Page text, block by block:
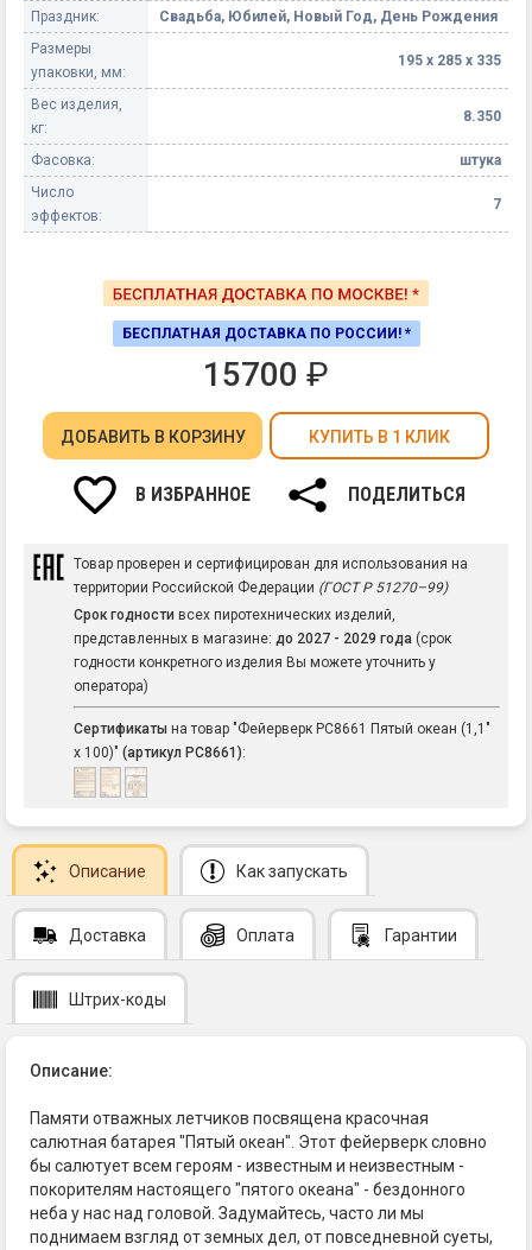
Праздник:
Свадьба, Юбилей, Новый Год, День Рождения
Размеры
упаковки, мм:
195 х 285 х 335
Вес изделия,
кг:
8.350
Фасовка:
штука
Число
эффектов:
7
БЕСПЛАТНАЯ ДОСТАВКА ПО РОССИИ! *
15700 ₽
ДОБАВИТЬ В КОРЗИНУ КУПИТЬ В 1 КЛИК
В ИЗБРАННОЕ ПОДЕЛИТЬСЯ
Товар проверен и сертифицирован для использования на
территории Российской Федерации (ГОСТ Р 51270–99)
Срок годности всех пиротехнических изделий,
представленных в магазине: до 2027 - 2029 года (срок
годности конкретного изделия Вы можете уточнить у
оператора)
Сертификаты на товар "Фейерверк РС8661 Пятый океан (1,1"
х 100)" (артикул РС8661):
Описание Как запускать
Доставка Оплата Гарантии
Штрих-коды
Описание:
Памяти отважных летчиков посвящена красочная
салютная батарея "Пятый океан". Этот фейерверк словно
бы салютует всем героям - известным и неизвестным -
покорителям настоящего "пятого океана" - бездонного
неба у нас над головой. Задумайтесь, часто ли мы
поднимаем взгляд от земных дел, от повседневной суеты,